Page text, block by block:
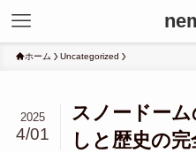
ホーム Uncategorized
スノードー
しと歴史の
2025
4/01